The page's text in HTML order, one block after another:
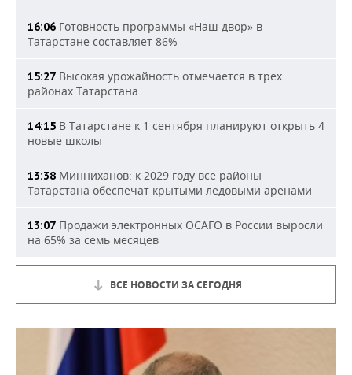
16:06 Готовность программы «Наш двор» в
Татарстане составляет 86%
15:27 Высокая урожайность отмечается в трех
районах Татарстана
14:15 В Татарстане к 1 сентября планируют открыть 4
новые школы
13:38 Минниханов: к 2029 году все районы
Татарстана обеспечат крытыми ледовыми аренами
13:07 Продажи электронных ОСАГО в России выросли
на 65% за семь месяцев
ВСЕ НОВОСТИ ЗА СЕГОДНЯ